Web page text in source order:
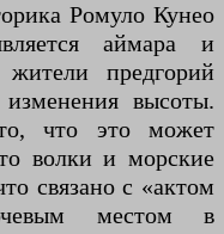
Ромуло Кунео
аймара и
жители предгорий
изменения высоты.
что это может
волки и морские
связано с «актом
местом в